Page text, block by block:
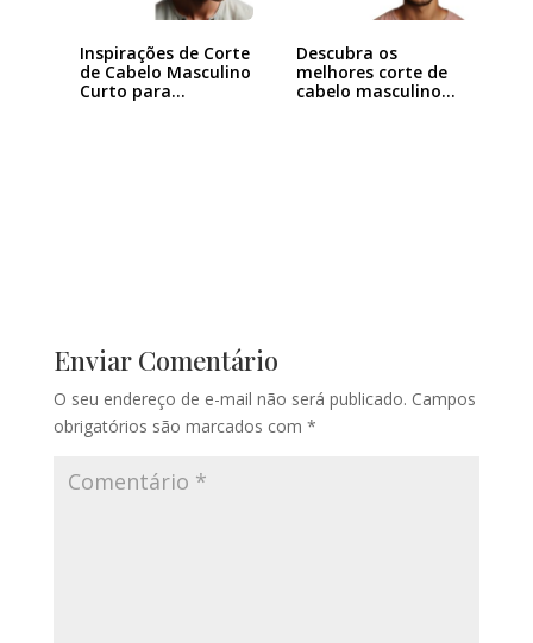
Inspirações de Corte
de Cabelo Masculino
Curto para…
Descubra os
melhores corte de
cabelo masculino…
Enviar Comentário
O seu endereço de e-mail não será publicado. Campos
obrigatórios são marcados com *